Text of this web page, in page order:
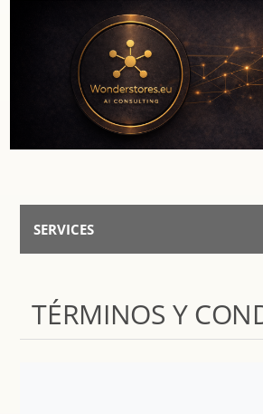
SERVICES
Hablar con el Asistente
TÉRMINOS Y